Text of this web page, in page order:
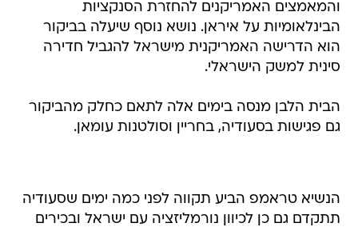
והמאמצים האמריקנים להחזרת הסנקציות
הבינלאומיות על איראן. נושא נוסף שיעלה בביקור
הוא הדרישה האמריקנית מישראל להגביל חדירה
סינית למשק הישראלי.
הבית הלבן מנסה בימים אלה לתאם כחלק מהביקור
גם פגישות בסעודיה, בחריין וסולטנות עומאן.
הנשיא טראמפ הביע תקווה לפני כמה ימים שסעודיה
תתקדם גם כן לכיוון נורמליזציה עם ישראל ובכירים